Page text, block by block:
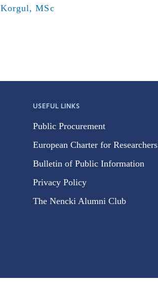
Korgul, MSc
USEFUL LINKS
Public Procurement
European Charter for Researchers
Bulletin of Public Information
Privacy Policy
The Nencki Alumni Club